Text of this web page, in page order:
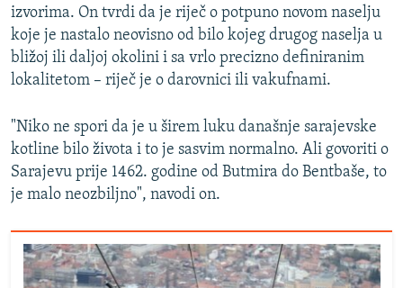
izvorima. On tvrdi da je riječ o potpuno novom naselju
koje je nastalo neovisno od bilo kojeg drugog naselja u
bližoj ili daljoj okolini i sa vrlo precizno definiranim
lokalitetom – riječ je o darovnici ili vakufnami.
"Niko ne spori da je u širem luku današnje sarajevske
kotline bilo života i to je sasvim normalno. Ali govoriti o
Sarajevu prije 1462. godine od Butmira do Bentbaše, to
je malo neozbiljno", navodi on.